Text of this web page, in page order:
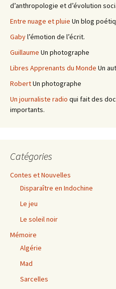
d’anthropologie et d’évolution
Entre nuage et pluie Un blog
Gabyl’émotion de l’écrit.
Guillaume Un photographe
Libres Apprenants du Monde Un
RobertUn photographe
Un journaliste radio qui fait des
importants.
Catégories
Contes et Nouvelles
Disparaître en Indochine
Le jeu
Le soleil noir
Mémoire
Algérie
Mad
Sarcelles